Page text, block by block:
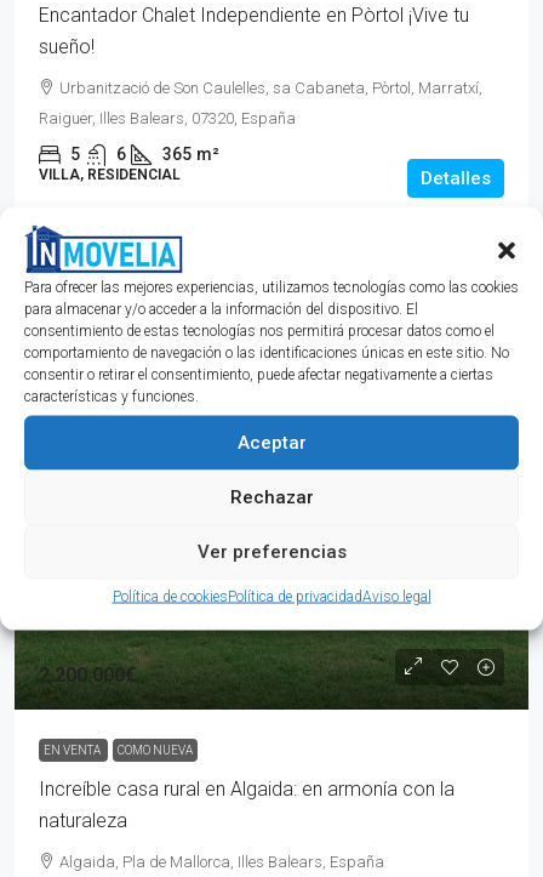
Para ofrecer las mejores experiencias, utilizamos tecnologías como las cookies
para almacenar y/o acceder a la información del dispositivo. El
consentimiento de estas tecnologías nos permitirá procesar datos como el
comportamiento de navegación o las identificaciones únicas en este sitio. No
consentir o retirar el consentimiento, puede afectar negativamente a ciertas
características y funciones.
Aceptar
Rechazar
Ver preferencias
Política de cookiesPolítica de privacidadAviso legal
Encantador Chalet Independiente en Pòrtol ¡Vive tu
sueño!
Urbanització de Son Caulelles, sa Cabaneta, Pòrtol, Marratxí,
Raiguer, Illes Balears, 07320, España
5 6 365 m²
VILLA, RESIDENCIAL Detalles
Miquel Salom hace 10 años
DESTACADO EN VENTA COMO NUEVA
2.200.000€
EN VENTA COMO NUEVA
Increíble casa rural en Algaida: en armonía con la
naturaleza
Algaida, Pla de Mallorca, Illes Balears, España